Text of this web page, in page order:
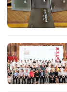
容
易
錯
用
錯
的